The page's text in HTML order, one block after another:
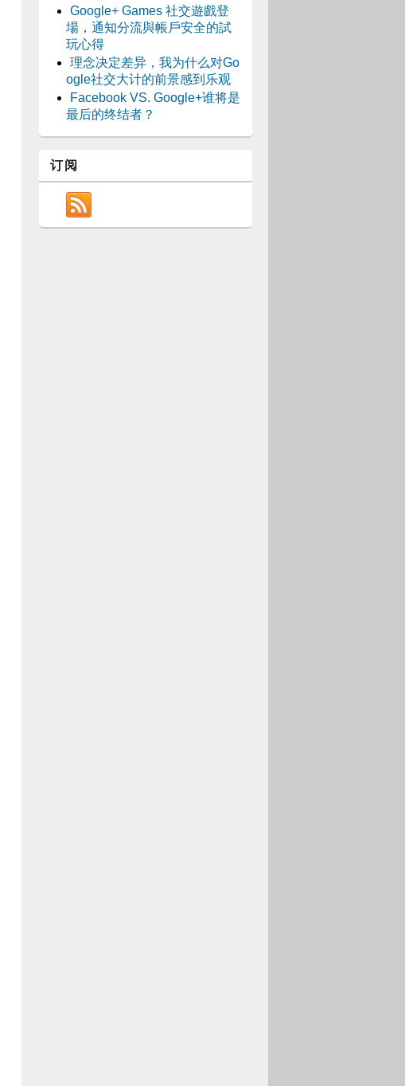
Google+ Games 社交遊戲登
場，通知分流與帳戶安全的試
玩心得
理念决定差异，我为什么对Go
ogle社交大计的前景感到乐观
Facebook VS. Google+谁将是
最后的终结者？
订阅